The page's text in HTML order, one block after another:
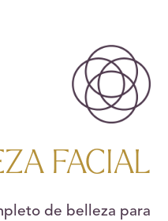
FACIAL
de belleza para